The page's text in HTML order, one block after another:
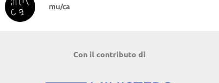
mu/ca
Con il contributo di